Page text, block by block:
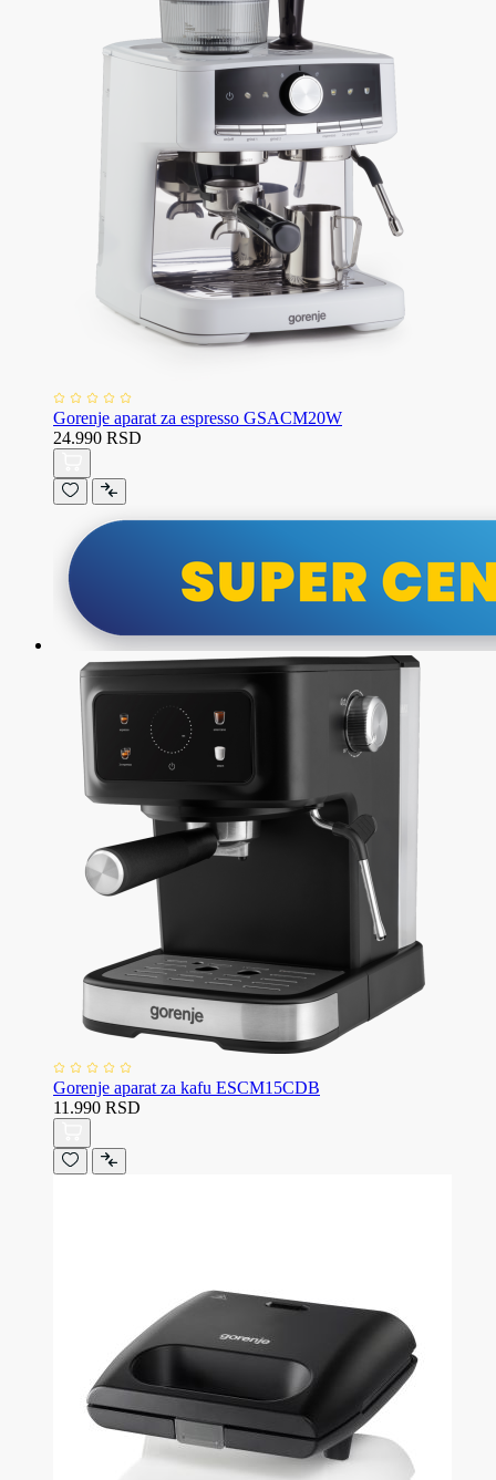
Gorenje aparat za espresso GSACM20W
24.990 RSD
Gorenje aparat za kafu ESCM15CDB
11.990 RSD